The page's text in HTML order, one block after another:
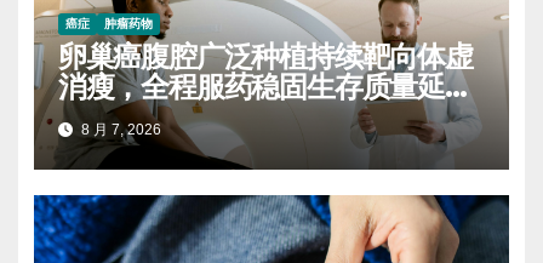
癌症 肿瘤药物
卵巢癌腹腔广泛种植持续靶向体虚
消瘦，全程服药稳固生存质量延缓
进展
8 月 7, 2026